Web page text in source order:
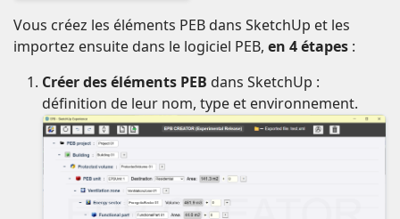
Vous créez les éléments PEB dans SketchUp et les
importez ensuite dans le logiciel PEB, en 4 étapes :
Créer des éléments PEB dans SketchUp :
définition de leur nom, type et environnement.